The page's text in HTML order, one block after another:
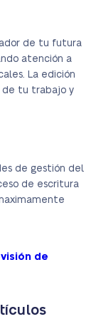
de tu futura
atención a
La edición
de tu trabajo y
de gestión del
de escritura
de